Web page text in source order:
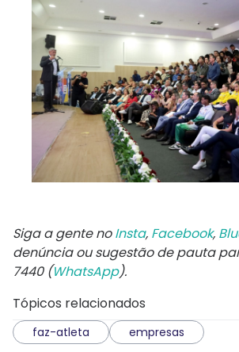
Siga a gente noInsta, Facebook,
denúncia ou sugestão de pauta
7440 (WhatsApp).
Tópicos relacionados
faz-atleta empresas